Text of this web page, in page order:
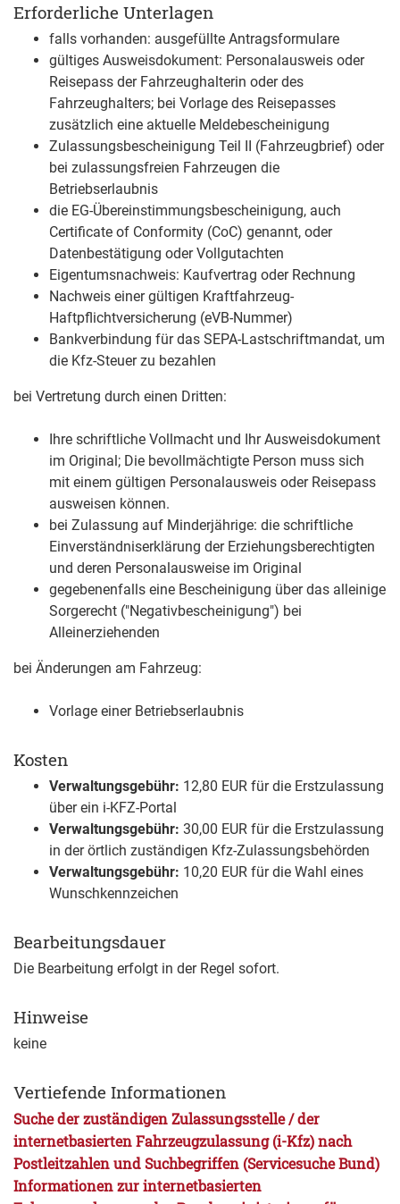
Erforderliche Unterlagen
falls vorhanden: ausgefüllte Antragsformulare
gültiges Ausweisdokument: Personalausweis oder
Reisepass der Fahrzeughalterin oder des
Fahrzeughalters; bei Vorlage des Reisepasses
zusätzlich eine aktuelle Meldebescheinigung
Zulassungsbescheinigung Teil II (Fahrzeugbrief) oder
bei zulassungsfreien Fahrzeugen die
Betriebserlaubnis
die EG-Übereinstimmungsbescheinigung, auch
Certificate of Conformity (CoC) genannt, oder
Datenbestätigung oder Vollgutachten
Eigentumsnachweis: Kaufvertrag oder Rechnung
Nachweis einer gültigen Kraftfahrzeug-
Haftpflichtversicherung (eVB-Nummer)
Bankverbindung für das SEPA-Lastschriftmandat, um
die Kfz-Steuer zu bezahlen
bei Vertretung durch einen Dritten:
Ihre schriftliche Vollmacht und Ihr Ausweisdokument
im Original; Die bevollmächtigte Person muss sich
mit einem gültigen Personalausweis oder Reisepass
ausweisen können.
bei Zulassung auf Minderjährige: die schriftliche
Einverständniserklärung der Erziehungsberechtigten
und deren Personalausweise im Original
gegebenenfalls eine Bescheinigung über das alleinige
Sorgerecht ("Negativbescheinigung") bei
Alleinerziehenden
bei Änderungen am Fahrzeug:
Vorlage einer Betriebserlaubnis
Kosten
Verwaltungsgebühr: 12,80 EUR für die Erstzulassung
über ein i-KFZ-Portal
Verwaltungsgebühr: 30,00 EUR für die Erstzulassung
in der örtlich zuständigen Kfz-Zulassungsbehörden
Verwaltungsgebühr: 10,20 EUR für die Wahl eines
Wunschkennzeichen
Bearbeitungsdauer
Die Bearbeitung erfolgt in der Regel sofort.
Hinweise
keine
Vertiefende Informationen
Suche der zuständigen Zulassungsstelle / der
internetbasierten Fahrzeugzulassung (i-Kfz) nach
Postleitzahlen und Suchbegriffen (Servicesuche Bund)
Informationen zur internetbasierten